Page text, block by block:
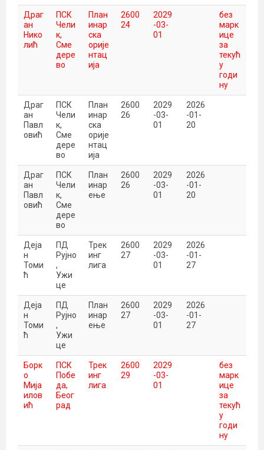
Драг
ан
Нико
лић
ПСК
Чели
к,
Сме
дере
во
План
инар
ска
орије
нтац
ија
2600
24
2029
-03-
01
без
марк
ице
за
текућ
у
годи
ну
Драг
ан
Павл
овић
ПСК
Чели
к,
Сме
дере
во
План
инар
ска
орије
нтац
ија
2600
26
2029
-03-
01
2026
-01-
20
Драг
ан
Павл
овић
ПСК
Чели
к,
Сме
дере
во
План
инар
ење
2600
26
2029
-03-
01
2026
-01-
20
Деја
н
Томи
ћ
ПД
Рујно
,
Ужи
це
Трек
инг
лига
2600
27
2029
-03-
01
2026
-01-
27
Деја
н
Томи
ћ
ПД
Рујно
,
Ужи
це
План
инар
ење
2600
27
2029
-03-
01
2026
-01-
27
Борк
о
Мија
илов
ић
ПСК
Побе
да,
Беог
рад
Трек
инг
лига
2600
29
2029
-03-
01
без
марк
ице
за
текућ
у
годи
ну